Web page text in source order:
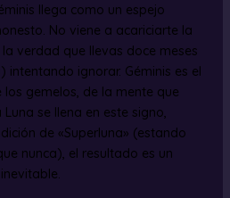
llega como un espejo
No viene a acariciarte la
verdad que llevas doce meses
ignorar. Géminis es el
gemelos, de la mente que
se llena en este signo,
de «Superluna» (estando
nunca), el resultado es un